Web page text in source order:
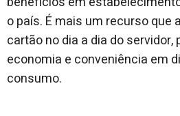
o país. É mais um recurso que
cartão no dia a dia do
economia e conveniência em
consumo.